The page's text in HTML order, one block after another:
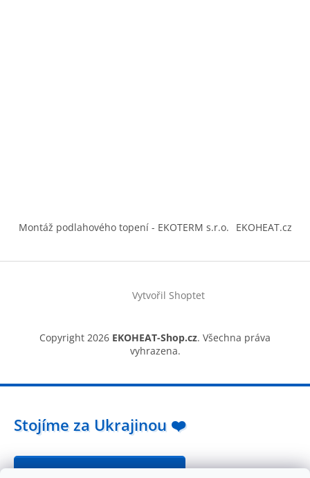
Montáž podlahového topení - EKOTERM s.r.o. EKOHEAT.cz
Vytvořil Shoptet
Copyright 2026 EKOHEAT-Shop.cz. Všechna práva
vyhrazena.
Stojíme za Ukrajinou ❤️